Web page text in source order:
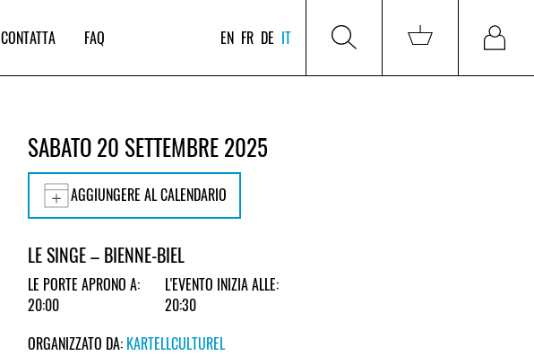
CONTATTA FAQ EN FR DE IT
SABATO 20 SETTEMBRE 2025
AGGIUNGERE AL CALENDARIO
LE SINGE – BIENNE-BIEL
LE PORTE APRONO A:
20:00
L'EVENTO INIZIA ALLE:
20:30
ORGANIZZATO DA: KARTELLCULTUREL